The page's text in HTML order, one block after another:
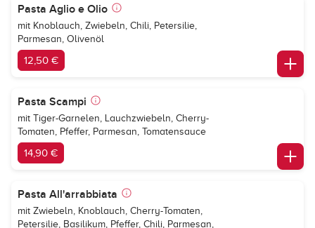
Pasta Aglio e Olio
mit Knoblauch, Zwiebeln, Chili, Petersilie,
Parmesan, Olivenöl
12,50 €
Pasta Scampi
mit Tiger-Garnelen, Lauchzwiebeln, Cherry-
Tomaten, Pfeffer, Parmesan, Tomatensauce
14,90 €
Pasta All'arrabbiata
mit Zwiebeln, Knoblauch, Cherry-Tomaten,
Petersilie, Basilikum, Pfeffer, Chili, Parmesan,